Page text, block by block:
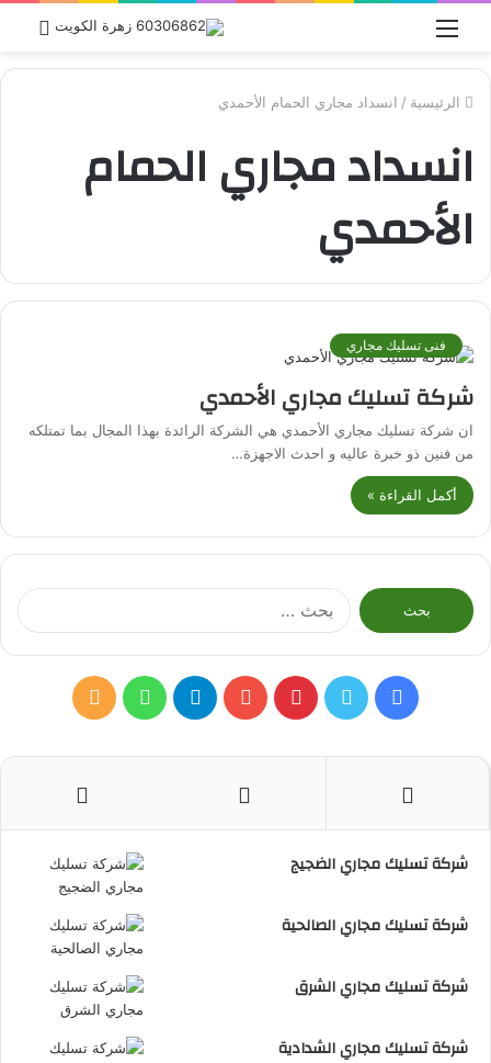
القائمة
الرئيسية / انسداد مجاري الحمام الأحمدي
انسداد مجاري الحمام
الأحمدي
فنى تسليك مجاري
شركة تسليك مجاري الأحمدي
ان شركة تسليك مجاري الأحمدي هي الشركة الرائدة بهذا المجال بما تمتلكه
من فنين ذو خبرة عاليه و احدث الاجهزة…
أكمل القراءة »
البحث
عن:
فيسبوك تويتر بينتيريستيوتيوب تيلقرام واتساب ملخص
RSS
شركة تسليك مجاري الضجيج
شركة تسليك مجاري الصالحية
شركة تسليك مجاري الشرق
شركة تسليك مجاري الشدادية